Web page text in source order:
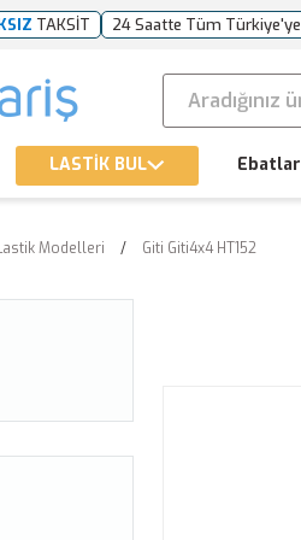
TAKSİT 24 Saatte Tüm Türkiye'ye
LASTİK BUL Ebatlar
Modelleri Giti Giti4x4 HT152